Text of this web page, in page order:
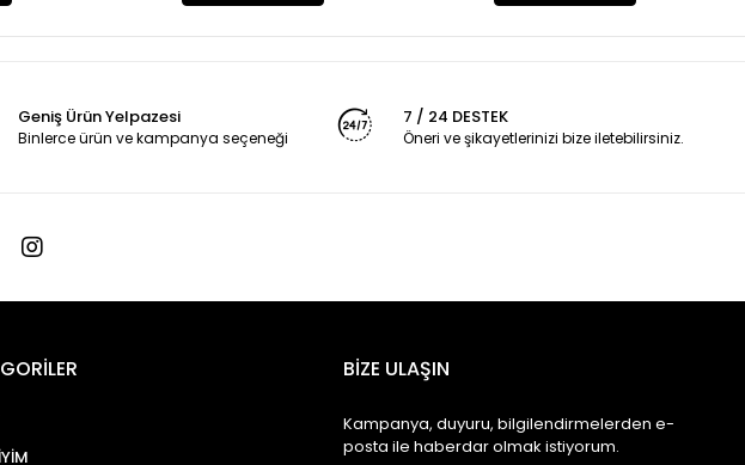
Geniş Ürün Yelpazesi
Binlerce ürün ve kampanya seçeneği
7 / 24 DESTEK
Öneri ve şikayetlerinizi bize iletebilirsiniz.
BİZE ULAŞIN
Kampanya, duyuru, bilgilendirmelerden e-
posta ile haberdar olmak istiyorum.